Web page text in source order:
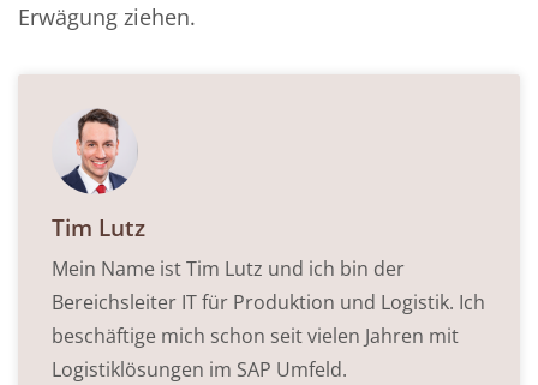
Erwägung ziehen.
Tim Lutz
Mein Name ist Tim Lutz und ich bin der
Bereichsleiter IT für Produktion und Logistik. Ich
beschäftige mich schon seit vielen Jahren mit
Logistiklösungen im SAP Umfeld.